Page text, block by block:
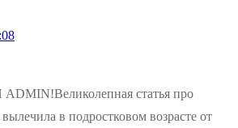
статья про
в подростковом возрасте от